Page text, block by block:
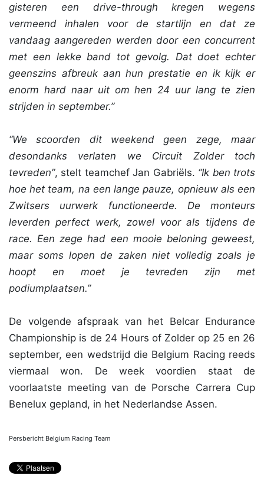
gisteren een drive-through kregen wegens
vermeend inhalen voor de startlijn en dat ze
vandaag aangereden werden door een concurrent
met een lekke band tot gevolg. Dat doet echter
geenszins afbreuk aan hun prestatie en ik kijk er
enorm hard naar uit om hen 24 uur lang te zien
strijden in september.”
“We scoorden dit weekend geen zege, maar
desondanks verlaten we Circuit Zolder toch
tevreden”, stelt teamchef Jan Gabriëls. “Ik ben trots
hoe het team, na een lange pauze, opnieuw als een
Zwitsers uurwerk functioneerde. De monteurs
leverden perfect werk, zowel voor als tijdens de
race. Een zege had een mooie beloning geweest,
maar soms lopen de zaken niet volledig zoals je
hoopt en moet je tevreden zijn met
podiumplaatsen.”
De volgende afspraak van het Belcar Endurance
Championship is de 24 Hours of Zolder op 25 en 26
september, een wedstrijd die Belgium Racing reeds
viermaal won. De week voordien staat de
voorlaatste meeting van de Porsche Carrera Cup
Benelux gepland, in het Nederlandse Assen.
Persbericht Belgium Racing Team